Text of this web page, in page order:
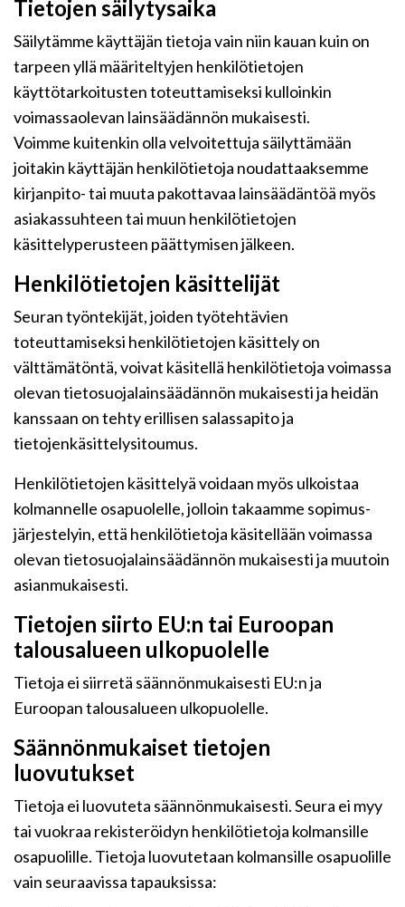
Tietojen säilytysaika
Säilytämme käyttäjän tietoja vain niin kauan kuin on
tarpeen yllä määriteltyjen henkilötietojen
käyttötarkoitusten toteuttamiseksi kulloinkin
voimassaolevan lainsäädännön mukaisesti.
Voimme kuitenkin olla velvoitettuja säilyttämään
joitakin käyttäjän henkilötietoja noudattaaksemme
kirjanpito- tai muuta pakottavaa lainsäädäntöä myös
asiakassuhteen tai muun henkilötietojen
käsittelyperusteen päättymisen jälkeen.
Henkilötietojen käsittelijät
Seuran työntekijät, joiden työtehtävien
toteuttamiseksi henkilötietojen käsittely on
välttämätöntä, voivat käsitellä henkilötietoja voimassa
olevan tietosuojalainsäädännön mukaisesti ja heidän
kanssaan on tehty erillisen salassapito ja
tietojenkäsittelysitoumus.
Henkilötietojen käsittelyä voidaan myös ulkoistaa
kolmannelle osapuolelle, jolloin takaamme sopimus-
järjestelyin, että henkilötietoja käsitellään voimassa
olevan tietosuojalainsäädännön mukaisesti ja muutoin
asianmukaisesti.
Tietojen siirto EU:n tai Euroopan
talousalueen ulkopuolelle
Tietoja ei siirretä säännönmukaisesti EU:n ja
Euroopan talousalueen ulkopuolelle.
Säännönmukaiset tietojen
luovutukset
Tietoja ei luovuteta säännönmukaisesti. Seura ei myy
tai vuokraa rekisteröidyn henkilötietoja kolmansille
osapuolille. Tietoja luovutetaan kolmansille osapuolille
vain seuraavissa tapauksissa: